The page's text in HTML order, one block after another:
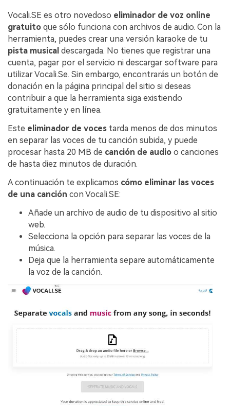
Vocali.SE es otro novedoso eliminador de voz online
gratuito que sólo funciona con archivos de audio. Con la
herramienta, puedes crear una versión karaoke de tu
pista musical descargada. No tienes que registrar una
cuenta, pagar por el servicio ni descargar software para
utilizar Vocali.Se. Sin embargo, encontrarás un botón de
donación en la página principal del sitio si deseas
contribuir a que la herramienta siga existiendo
gratuitamente y en línea.
Este eliminador de voces tarda menos de dos minutos
en separar las voces de tu canción subida, y puede
procesar hasta 20 MB de canción de audio o canciones
de hasta diez minutos de duración.
A continuación te explicamos cómo eliminar las voces
de una canción con Vocali.SE:
Añade un archivo de audio de tu dispositivo al sitio
web.
Selecciona la opción para separar las voces de la
música.
Deja que la herramienta separe automáticamente
la voz de la canción.